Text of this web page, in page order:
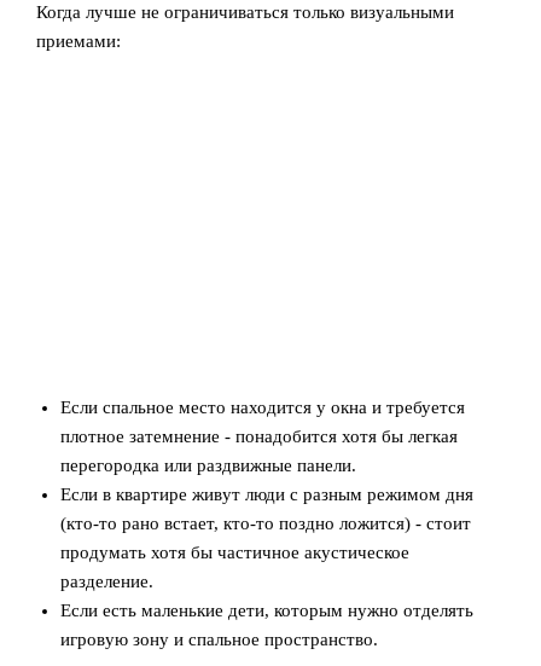
Когда лучше не ограничиваться только визуальными
приемами:
Если спальное место находится у окна и требуется
плотное затемнение - понадобится хотя бы легкая
перегородка или раздвижные панели.
Если в квартире живут люди с разным режимом дня
(кто-то рано встает, кто-то поздно ложится) - стоит
продумать хотя бы частичное акустическое
разделение.
Если есть маленькие дети, которым нужно отделять
игровую зону и спальное пространство.